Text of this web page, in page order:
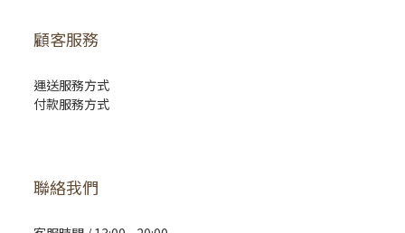
顧客服務
運送服務方式
付款服務方式
聯絡我們